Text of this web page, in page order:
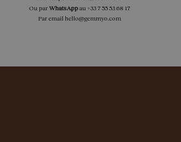
Ou parWhatsAppau+33 7 55 53 68 17
Par email hello@gemmyo.com